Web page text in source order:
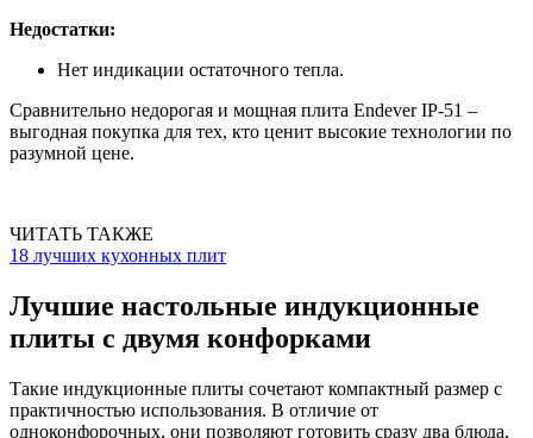
Недостатки:
Нет индикации остаточного тепла.
Сравнительно недорогая и мощная плита Endever IP-51 –
выгодная покупка для тех, кто ценит высокие технологии по
разумной цене.
ЧИТАТЬ ТАКЖЕ
18 лучших кухонных плит
Лучшие настольные индукционные
плиты с двумя конфорками
Такие индукционные плиты сочетают компактный размер с
практичностью использования. В отличие от
одноконфорочных, они позволяют готовить сразу два блюда,